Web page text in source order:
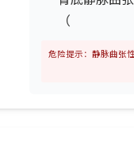
（
危险提示：静脉曲张